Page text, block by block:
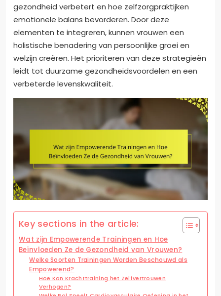
gezondheid verbetert en hoe zelfzorgpraktijken
emotionele balans bevorderen. Door deze
elementen te integreren, kunnen vrouwen een
holistische benadering van persoonlijke groei en
welzijn creëren. Het prioriteren van deze strategieën
leidt tot duurzame gezondheidsvoordelen en een
verbeterde levenskwaliteit.
Key sections in the article:
Wat zijn Empowerende Trainingen en Hoe
Beïnvloeden Ze de Gezondheid van Vrouwen?
Welke Soorten Trainingen Worden Beschouwd als
Empowerend?
Hoe Kan Krachttraining het Zelfvertrouwen
Verhogen?